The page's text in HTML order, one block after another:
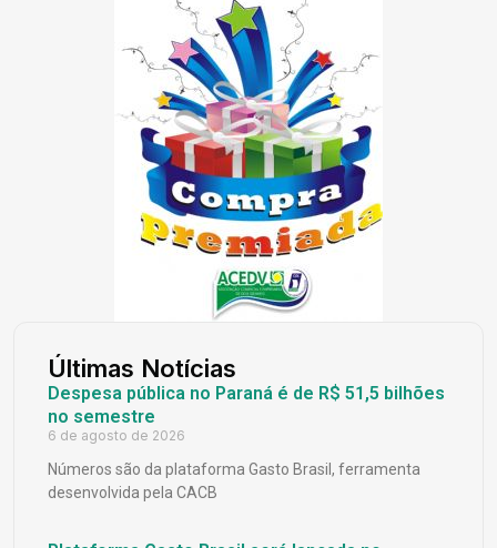
Últimas Notícias
Despesa pública no Paraná é de R$ 51,5 bilhões
no semestre
6 de agosto de 2026
Números são da plataforma Gasto Brasil, ferramenta
desenvolvida pela CACB